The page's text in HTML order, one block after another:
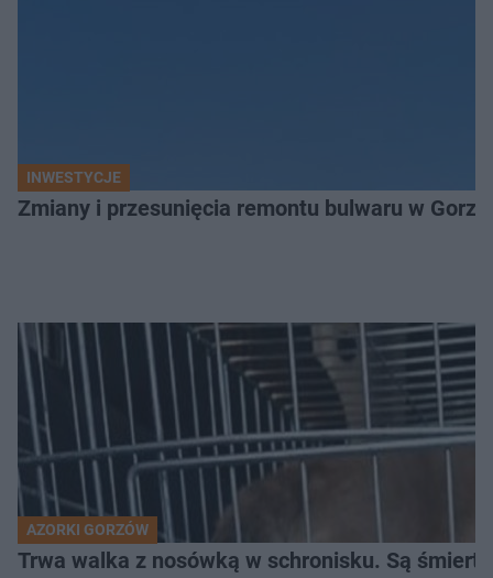
INWESTYCJE
Zmiany i przesunięcia remontu bulwaru w
AZORKI GORZÓW
Trwa walka z nosówką w schronisku. Są